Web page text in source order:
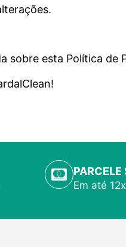
sobre esta Política
Em até 12x